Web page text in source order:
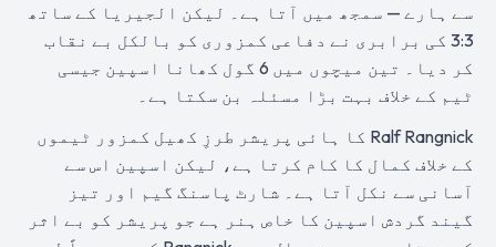
سے ہارے — سمجھ میں آتا ہے۔ لیکن الجیریا کے ساتھ
3:3 کی برابری نے دفاعی کمزوری کو بالکل بے نقاب
کر دیا۔ تین میچوں میں 6 گول کھانا اسپین جیسی
ٹیم کے خلاف بہت بڑا مسئلہ بن سکتا ہے۔
Ralf Rangnick کا ہائی پریشر طرزِ کھیل کمزور ٹیموں
کے خلاف کمال کا کام کرتا ہے، لیکن اسپین اس سے
آسانی سے نکل آتا ہے۔ شارٹ پاسنگ گیم اور تیز
گیند گردش اسپین کا خاص ہنر ہے جو پریشر کو بے اثر